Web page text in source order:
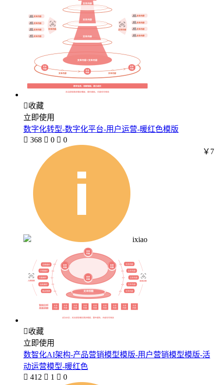
收藏
立即使用
数字化转型-数字化平台-用户运营-暖红色模版
 368  0  0
ixiao
￥7
收藏
立即使用
数智化AI架构-产品营销模型模版-用户营销模型模版-活
动运营模型-暖红色
 412  1  0